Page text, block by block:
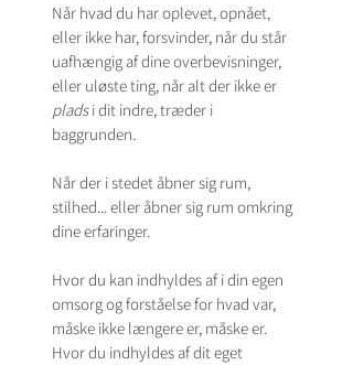
Når hvad du har oplevet, opnået,
eller ikke har, forsvinder, når du står
uafhængig af dine overbevisninger,
eller uløste ting, når alt der ikke er
plads i dit indre, træder i
baggrunden.
Når der i stedet åbner sig rum,
stilhed... eller åbner sig rum omkring
dine erfaringer.
Hvor du kan indhyldes af i din egen
omsorg og forståelse for hvad var,
måske ikke længere er, måske er.
Hvor du indhyldes af dit eget